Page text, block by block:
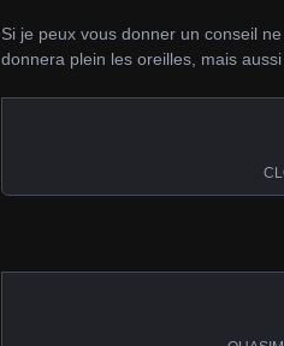
Si je peux vous donner un conseil
donnera plein les oreilles, mais